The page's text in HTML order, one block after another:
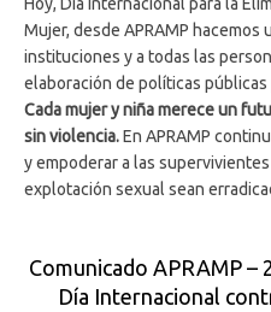
Mujer, desde APRAMP hacemos
instituciones y a todas las
elaboración de políticas públicas
Cada mujer y niña merece un
sin violencia.En APRAMP
y empoderar a las
explotación sexual sean
Comunicado APRAMP –
Día Internacional